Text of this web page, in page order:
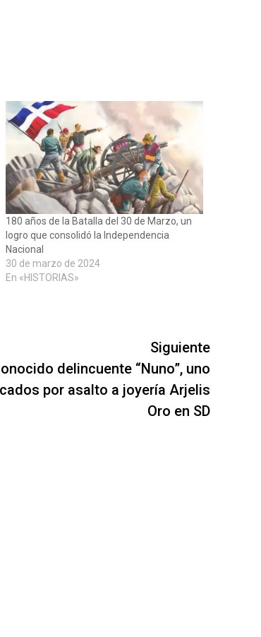
180 años de la Batalla del 30 de Marzo, un
logro que consolidó la Independencia
Nacional
30 de marzo de 2024
En «HISTORIAS»
Siguiente
delincuente “Nuno”, uno
por asalto a joyería Arjelis
Oro en SD